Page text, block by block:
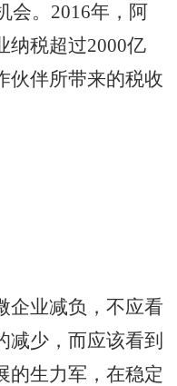
会。2016年，阿
纳税超过2000亿
伙伴所带来的税收
业减负，不应看
减少，而应该看到
的生力军，在稳定